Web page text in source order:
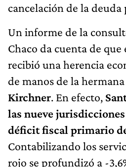
cancelación de la
Un informe de la
Chaco da cuenta de
recibió una herencia
de manos de la
Kirchner. En efecto,
las nueve
déficit fiscal primario
Contabilizando los
rojo se profundizó a -